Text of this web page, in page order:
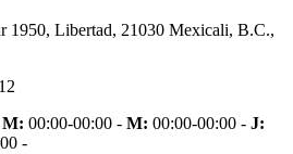
1950, Libertad, 21030 Mexicali, B.C.,
M: 00:00-00:00 - M: 00:00-00:00 - J:
-